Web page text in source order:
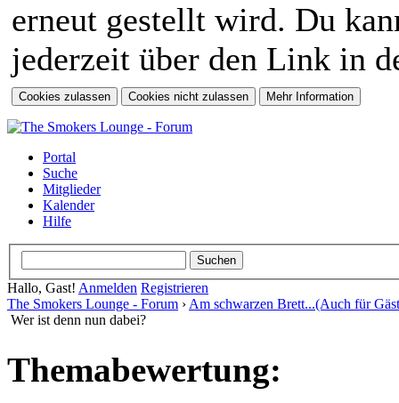
erneut gestellt wird. Du
jederzeit über den Link in
Portal
Suche
Mitglieder
Kalender
Hilfe
Hallo, Gast! Anmelden Registrieren
The Smokers Lounge - Forum › Am schwarzen Brett...(Auch für
Wer ist denn nun dabei?
Themabewertung: